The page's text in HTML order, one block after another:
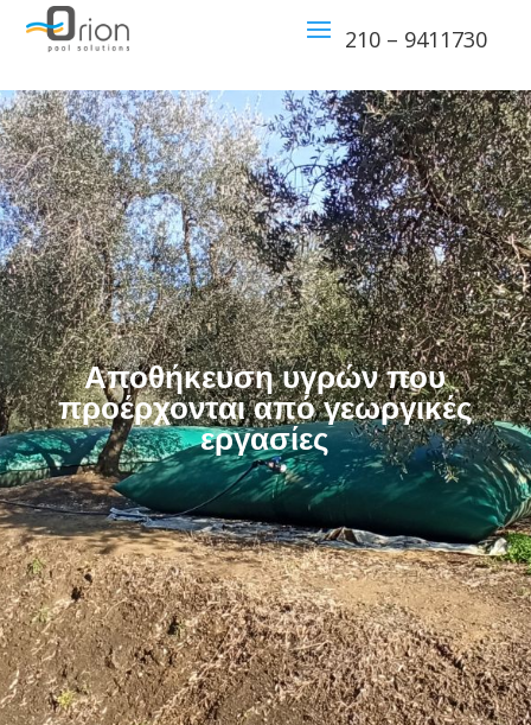
210 – 9411730
Αποθήκευση υγρών που
προέρχονται από γεωργικές
εργασίες